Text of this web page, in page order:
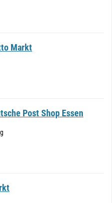
Markt
Post Shop Essen